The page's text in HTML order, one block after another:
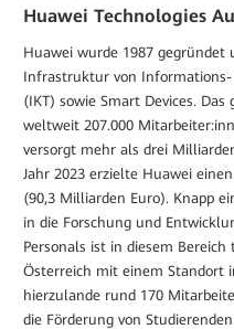
Huawei Technologies
Huawei wurde 1987
Infrastruktur von
(IKT) sowie Smart Devices.
weltweit 207.000
versorgt mehr als drei
Jahr 2023 erzielte Huawei
(90,3 Milliarden Euro). Knapp
in die Forschung und
Personals ist in diesem
Österreich mit einem Standort
hierzulande rund 170
die Förderung von